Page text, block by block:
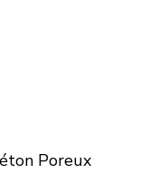
Poreux